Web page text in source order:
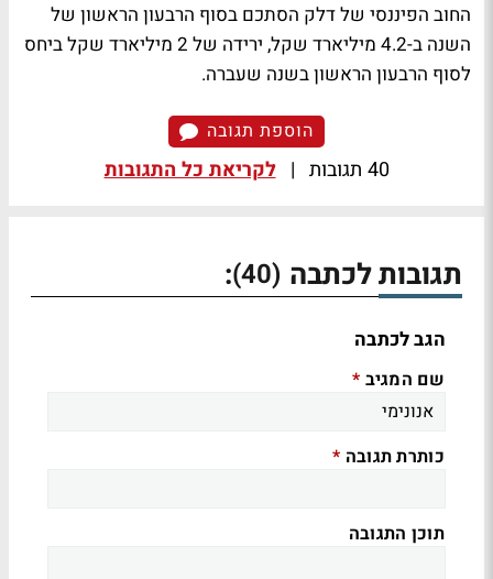
החוב הפיננסי של דלק הסתכם בסוף הרבעון הראשון של
השנה ב-4.2 מיליארד שקל, ירידה של 2 מיליארד שקל ביחס
לסוף הרבעון הראשון בשנה שעברה.
הוספת תגובה
40 תגובות | לקריאת כל התגובות
תגובות לכתבה (40)
:
הגב לכתבה
שם המגיב *
כותרת תגובה *
תוכן התגובה